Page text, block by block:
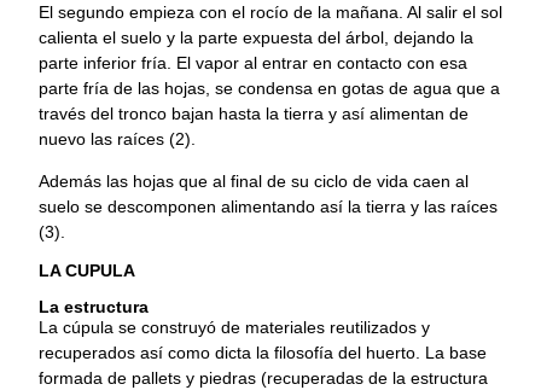
El segundo empieza con el rocío de la mañana. Al salir el sol
calienta el suelo y la parte expuesta del árbol, dejando la
parte inferior fría. El vapor al entrar en contacto con esa
parte fría de las hojas, se condensa en gotas de agua que a
través del tronco bajan hasta la tierra y así alimentan de
nuevo las raíces (2).
Además las hojas que al final de su ciclo de vida caen al
suelo se descomponen alimentando así la tierra y las raíces
(3).
LA CUPULA
La estructura
La cúpula se construyó de materiales reutilizados y
recuperados así como dicta la filosofía del huerto. La base
formada de pallets y piedras (recuperadas de la estructura